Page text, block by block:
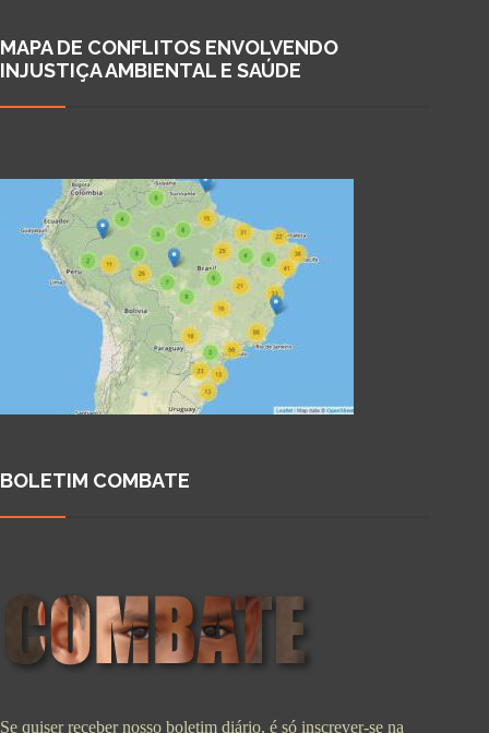
MAPA DE CONFLITOS ENVOLVENDO
INJUSTIÇA AMBIENTAL E SAÚDE
BOLETIM COMBATE
Se quiser receber nosso boletim diário, é só inscrever-se na